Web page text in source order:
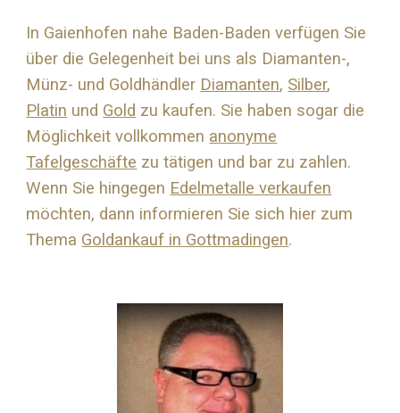
In Gaienhofen nahe Baden-Baden verfügen Sie
über die Gelegenheit bei uns als Diamanten-,
Münz- und Goldhändler Diamanten, Silber,
Platin und Gold zu kaufen. Sie haben sogar die
Möglichkeit vollkommen anonyme
Tafelgeschäfte zu tätigen und bar zu zahlen.
Wenn Sie hingegen Edelmetalle verkaufen
möchten, dann informieren Sie sich hier zum
Thema Goldankauf in Gottmadingen.